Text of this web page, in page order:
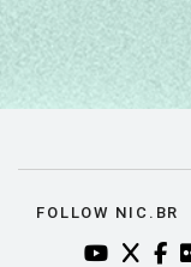
FOLLOW NIC.BR
YOUTUBE